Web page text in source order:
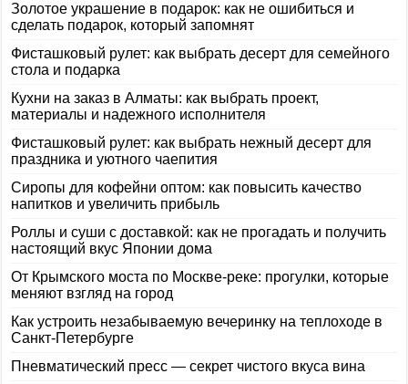
Золотое украшение в подарок: как не ошибиться и
сделать подарок, который запомнят
Фисташковый рулет: как выбрать десерт для семейного
стола и подарка
Кухни на заказ в Алматы: как выбрать проект,
материалы и надежного исполнителя
Фисташковый рулет: как выбрать нежный десерт для
праздника и уютного чаепития
Сиропы для кофейни оптом: как повысить качество
напитков и увеличить прибыль
Роллы и суши с доставкой: как не прогадать и получить
настоящий вкус Японии дома
От Крымского моста по Москве-реке: прогулки, которые
меняют взгляд на город
Как устроить незабываемую вечеринку на теплоходе в
Санкт-Петербурге
Пневматический пресс — секрет чистого вкуса вина